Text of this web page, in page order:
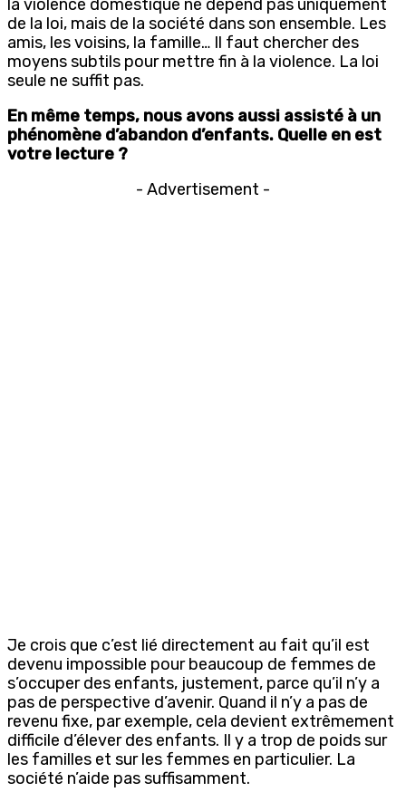
la violence domestique ne dépend pas uniquement
de la loi, mais de la société dans son ensemble. Les
amis, les voisins, la famille… Il faut chercher des
moyens subtils pour mettre fin à la violence. La loi
seule ne suffit pas.
En même temps, nous avons aussi assisté à un
phénomène d’abandon d’enfants. Quelle en est
votre lecture ?
- Advertisement -
Je crois que c’est lié directement au fait qu’il est
devenu impossible pour beaucoup de femmes de
s’occuper des enfants, justement, parce qu’il n’y a
pas de perspective d’avenir. Quand il n’y a pas de
revenu fixe, par exemple, cela devient extrêmement
difficile d’élever des enfants. Il y a trop de poids sur
les familles et sur les femmes en particulier. La
société n’aide pas suffisamment.